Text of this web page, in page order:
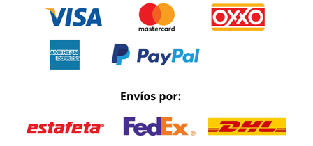
PICO
CANTIDAD